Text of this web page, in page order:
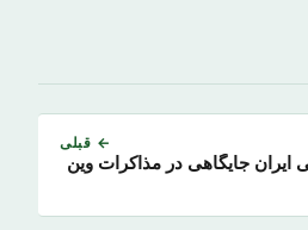
← قبلی
جایگاهی در مذاکرات وین